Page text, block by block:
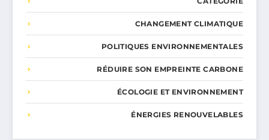
CHANGEMENT CLIMATIQUE
POLITIQUES ENVIRONNEMENTALES
RÉDUIRE SON EMPREINTE CARBONE
ÉCOLOGIE ET ENVIRONNEMENT
ÉNERGIES RENOUVELABLES